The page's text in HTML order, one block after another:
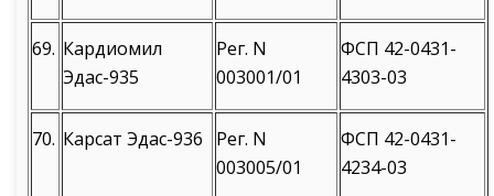
69. Кардиомил
Эдас-935
Рег. N
003001/01
ФСП 42-0431-
4303-03
70. Карсат Эдас-936
Рег. N
003005/01
ФСП 42-0431-
4234-03